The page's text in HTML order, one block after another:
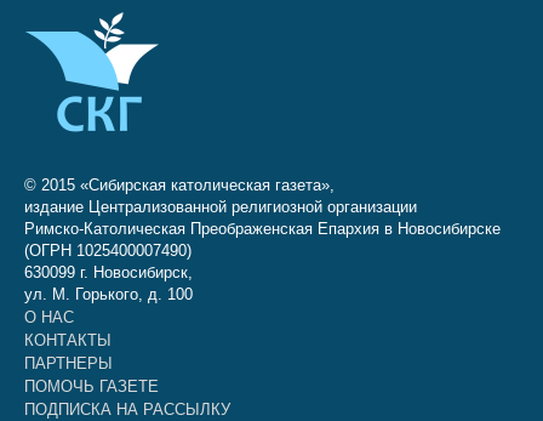
© 2015 «Сибирская католическая газета»,
издание Централизованной религиозной организации
Римско-Католическая Преображенская Епархия в Новосибирске
(ОГРН 1025400007490)
630099 г. Новосибирск,
ул. М. Горького, д. 100
О НАС
КОНТАКТЫ
ПАРТНЕРЫ
ПОМОЧЬ ГАЗЕТЕ
ПОДПИСКА НА РАССЫЛКУ